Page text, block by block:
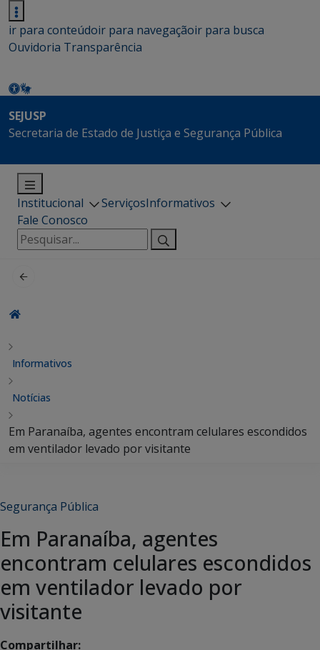
ir para conteúdoir para navegaçãoir para busca
Ouvidoria Transparência
SEJUSP
Secretaria de Estado de Justiça e Segurança Pública
Institucional ServiçosInformativos
Fale Conosco
Pesquisar
por:
Informativos
Notícias
Em Paranaíba, agentes encontram celulares escondidos
em ventilador levado por visitante
Segurança Pública
Em Paranaíba, agentes
encontram celulares escondidos
em ventilador levado por
visitante
Compartilhar: